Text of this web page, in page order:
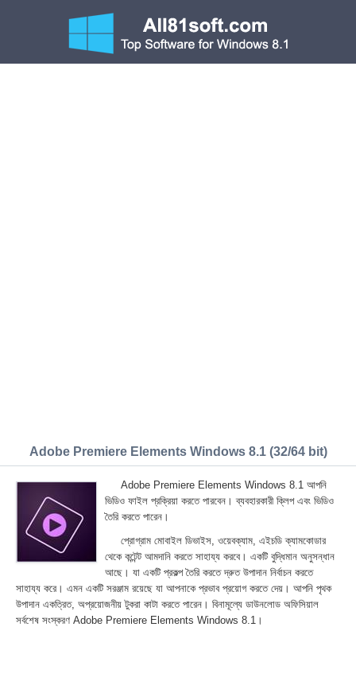
Adobe Premiere Elements Windows 8.1 (32/64 bit)
Adobe Premiere Elements Windows 8.1 আপনি
ভিডিও ফাইল প্রক্রিয়া করতে পারবেন। ব্যবহারকারী ক্লিপ এবং ভিডিও
তৈরি করতে পারেন।
প্রোগ্রাম মোবাইল ডিভাইস, ওয়েবক্যাম, এইচডি ক্যামকোডার
থেকে কন্টেন্ট আমদানি করতে সাহায্য করবে। একটি বুদ্ধিমান অনুসন্ধান
আছে। যা একটি প্রকল্প তৈরি করতে দ্রুত উপাদান নির্বাচন করতে
সাহায্য করে। এমন একটি সরঞ্জাম রয়েছে যা আপনাকে প্রভাব প্রয়োগ করতে দেয়। আপনি পৃথক
উপাদান একত্রিত, অপ্রয়োজনীয় টুকরা কাটা করতে পারেন। বিনামূল্যে ডাউনলোড অফিসিয়াল
সর্বশেষ সংস্করণ Adobe Premiere Elements Windows 8.1।